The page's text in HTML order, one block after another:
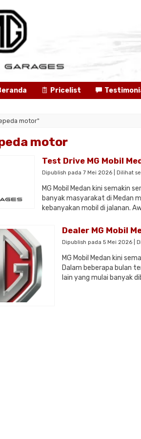
Pricelist
motor"
motor
Test Drive MG Mobil
Dipublish pada 7 Mei 2026 | Dilihat
MG Mobil Medan kini semakin
banyak masyarakat di Medan
kebanyakan mobil di jalanan.
Dealer MG Mobil
Dipublish pada 5 Mei 2026 |
MG Mobil Medan kini
Dalam beberapa bulan
lain yang mulai banyak